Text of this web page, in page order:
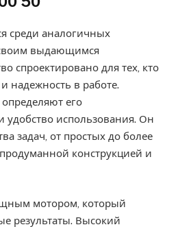
среди аналогичных
своим выдающимся
спроектировано для тех, кто
надежность в работе.
его
удобство использования. Он
задач, от простых до более
конструкцией и
мотором, который
результаты. Высокий